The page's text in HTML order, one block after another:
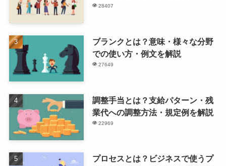
28407
ブランクとは？意味・様々な分野
での使い方・例文を解説
27649
調整手当とは？支給パターン・残
業代への調整方法・規定例を解説
22969
プロセスとは？ビジネスで使うプ